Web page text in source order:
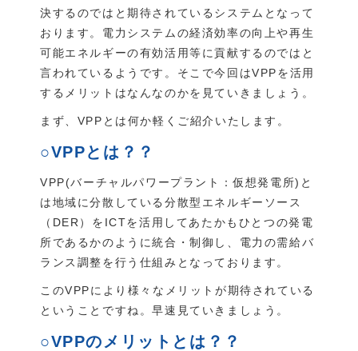
決するのではと期待されているシステムとなって
おります。電力システムの経済効率の向上や再生
可能エネルギーの有効活用等に貢献するのではと
言われているようです。そこで今回はVPPを活用
するメリットはなんなのかを見ていきましょう。
まず、VPPとは何か軽くご紹介いたします。
○VPPとは？？
VPP(バーチャルパワープラント：仮想発電所)と
は地域に分散している分散型エネルギーソース
（DER）をICTを活用してあたかもひとつの発電
所であるかのように統合・制御し、電力の需給バ
ランス調整を行う仕組みとなっております。
このVPPにより様々なメリットが期待されている
ということですね。早速見ていきましょう。
○VPPのメリットとは？？